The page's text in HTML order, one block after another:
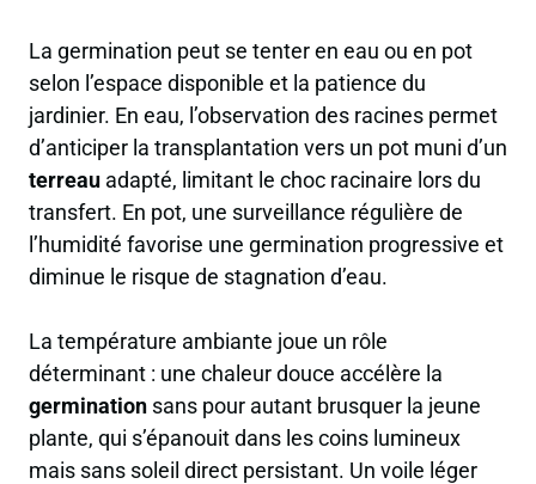
La germination peut se tenter en eau ou en pot
selon l’espace disponible et la patience du
jardinier. En eau, l’observation des racines permet
d’anticiper la transplantation vers un pot muni d’un
terreau adapté, limitant le choc racinaire lors du
transfert. En pot, une surveillance régulière de
l’humidité favorise une germination progressive et
diminue le risque de stagnation d’eau.
La température ambiante joue un rôle
déterminant : une chaleur douce accélère la
germination sans pour autant brusquer la jeune
plante, qui s’épanouit dans les coins lumineux
mais sans soleil direct persistant. Un voile léger